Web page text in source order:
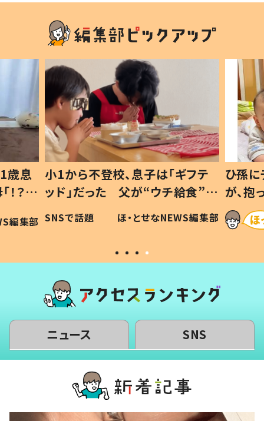
歳息
？」
編集部
小1から不登校、息子は「ギフテ
ッド」だった 父が“ウチ給食”を
作り続ける理由とは #令和の親
#令和の子
SNSで話題 ほ・とせなNEWS編集部
ひ孫
が、
「涙が
い」
ニュース SNS